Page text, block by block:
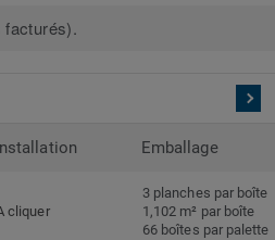
facturés).
Emballage
cliquer
3 planches par boîte
1,102 m² par boîte
66 boîtes par palette